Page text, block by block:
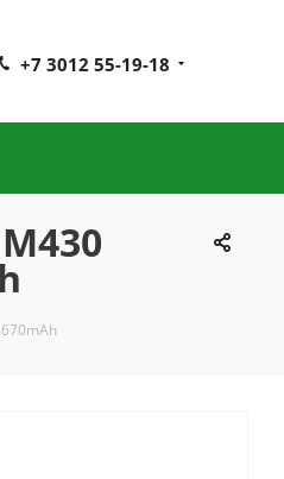
+7 3012 55-19-18